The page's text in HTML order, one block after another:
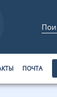
ПОЧТА